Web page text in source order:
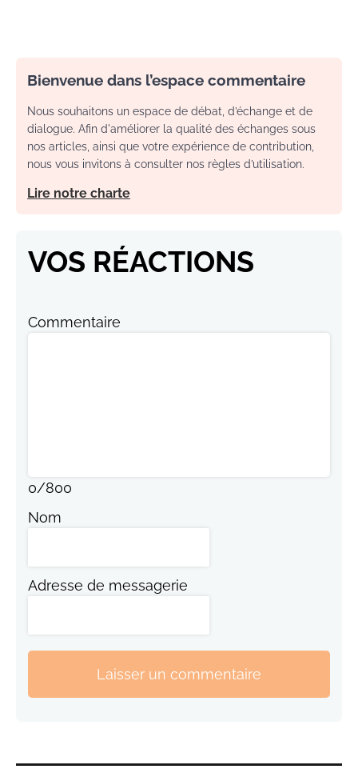
Bienvenue dans l’espace commentaire
Nous souhaitons un espace de débat, d’échange et de
dialogue. Afin d'améliorer la qualité des échanges sous
nos articles, ainsi que votre expérience de contribution,
nous vous invitons à consulter nos règles d’utilisation.
Lire notre charte
VOS RÉACTIONS
Commentaire
0/800
Nom
Adresse de messagerie
Laisser un commentaire